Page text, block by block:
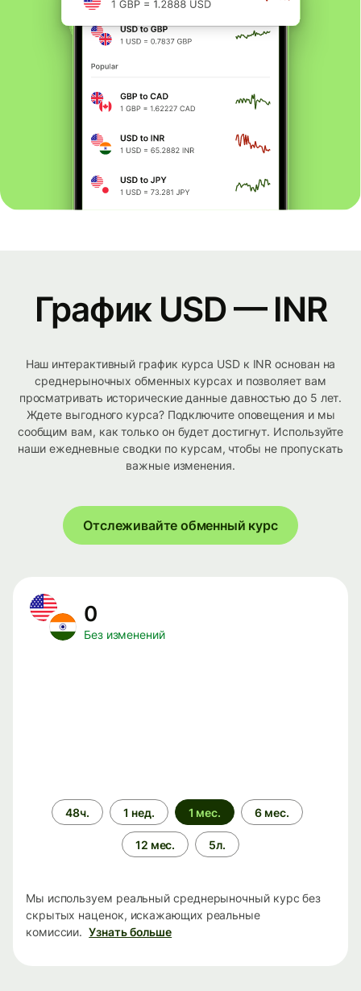
График USD — INR
Наш интерактивный график курса USD к INR основан на
среднерыночных обменных курсах и позволяет вам
просматривать исторические данные давностью до 5 лет.
Ждете выгодного курса? Подключите оповещения и мы
сообщим вам, как только он будет достигнут. Используйте
наши ежедневные сводки по курсам, чтобы не пропускать
важные изменения.
Отслеживайте обменный курс
0
Без изменений
Период
времени
48ч. 1 нед. 1 мес. 6 мес.
12 мес. 5л.
Мы используем реальный среднерыночный курс без
скрытых наценок, искажающих реальные
комиссии. Узнать больше